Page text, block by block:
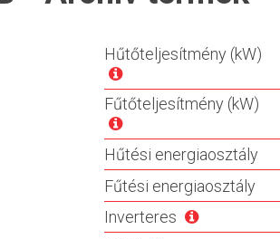
Hűtőteljesítmény (kW)
Fűtőteljesítmény (kW)
Hűtési energiaosztály
Fűtési energiaosztály
Inverteres